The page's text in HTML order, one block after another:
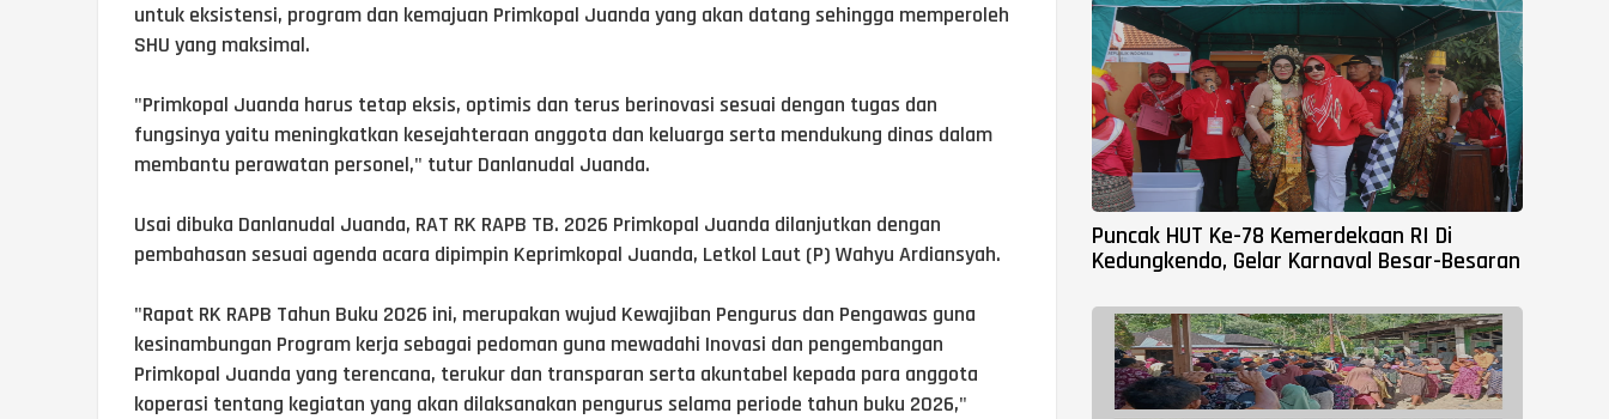
untuk eksistensi, program dan kemajuan Primkopal Juanda yang akan datang sehingga memperoleh
SHU yang maksimal.
‎"Primkopal Juanda harus tetap eksis, optimis dan terus berinovasi sesuai dengan tugas dan
fungsinya yaitu meningkatkan kesejahteraan anggota dan keluarga serta mendukung dinas dalam
membantu perawatan personel," tutur Danlanudal Juanda.
‎Usai dibuka Danlanudal Juanda, RAT RK RAPB TB. 2026 Primkopal Juanda dilanjutkan dengan
pembahasan sesuai agenda acara dipimpin Keprimkopal Juanda, Letkol Laut (P) Wahyu Ardiansyah.
‎"Rapat RK RAPB Tahun Buku 2026 ini, merupakan wujud Kewajiban Pengurus dan Pengawas guna
kesinambungan Program kerja sebagai pedoman guna mewadahi Inovasi dan pengembangan
Primkopal Juanda yang terencana, terukur dan transparan serta akuntabel kepada para anggota
koperasi tentang kegiatan yang akan dilaksanakan pengurus selama periode tahun buku 2026,"
Puncak HUT Ke-78 Kemerdekaan RI Di
Kedungkendo, Gelar Karnaval Besar-Besaran